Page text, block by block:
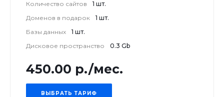
Количество сайтов
1 шт.
Доменов в подарок
1 шт.
Базы данных
1 шт.
Дисковое пространство
0.3 Gb
450.00 р./мес.
ВЫБРАТЬ ТАРИФ